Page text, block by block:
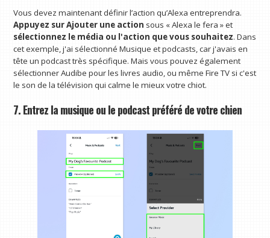
Vous devez maintenant définir l’action qu’Alexa entreprendra.
Appuyez sur Ajouter une action sous « Alexa le fera » et
sélectionnez le média ou l'action que vous souhaitez. Dans
cet exemple, j'ai sélectionné Musique et podcasts, car j'avais en
tête un podcast très spécifique. Mais vous pouvez également
sélectionner Audibe pour les livres audio, ou même Fire TV si c'est
le son de la télévision qui calme le mieux votre chiot.
7. Entrez la musique ou le podcast préféré de votre chien